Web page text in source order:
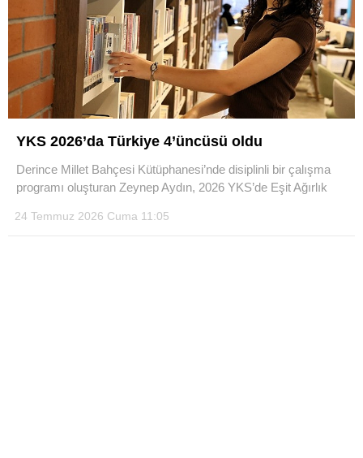
YKS 2026’da Türkiye 4’üncüsü oldu
Derince Millet Bahçesi Kütüphanesi’nde disiplinli bir çalışma
programı oluşturan Zeynep Aydın, 2026 YKS’de Eşit Ağırlık
24 Temmuz 2026 Cuma 11:05